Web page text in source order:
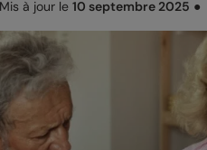
Mis à jour le 10 septembre 2025 ●